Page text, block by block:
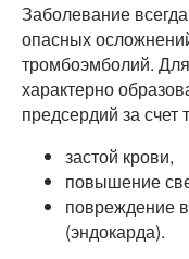
Заболевание
опасных
тромбоэмболий.
характерно
предсердий за
застой крови,
повышение
повреждение
(эндокарда).